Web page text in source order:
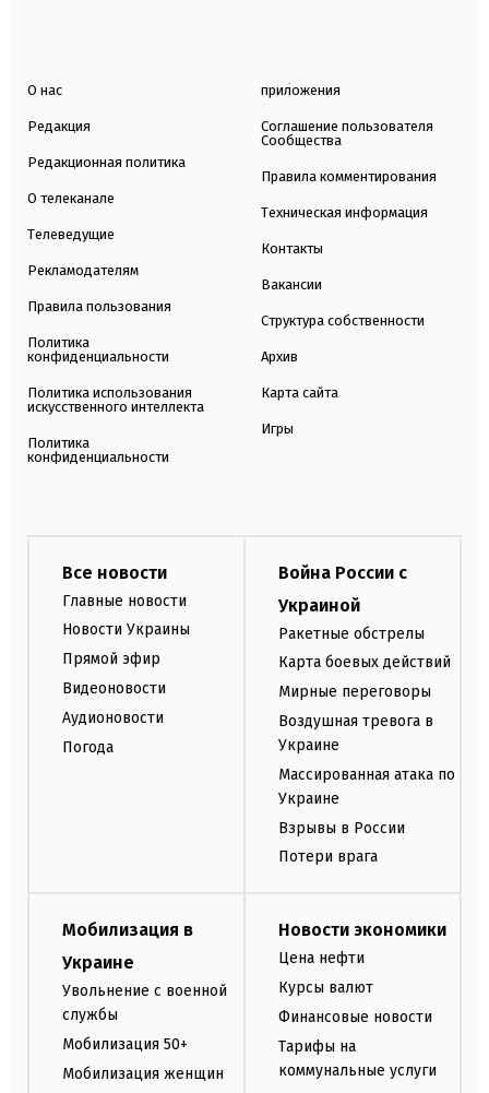
О нас
Редакция
Редакционная политика
О телеканале
Телеведущие
Рекламодателям
Правила пользования
Политика
конфиденциальности
Политика использования
искусственного интеллекта
Политика
конфиденциальности
приложения
Соглашение пользователя
Сообщества
Правила комментирования
Техническая информация
Контакты
Вакансии
Структура собственности
Архив
Карта сайта
Игры
Все новости
Главные новости
Новости Украины
Прямой эфир
Видеоновости
Аудионовости
Погода
Война России с
Украиной
Ракетные обстрелы
Карта боевых действий
Мирные переговоры
Воздушная тревога в
Украине
Массированная атака по
Украине
Взрывы в России
Потери врага
Мобилизация в
Украине
Увольнение с военной
службы
Мобилизация 50+
Мобилизация женщин
Новости экономики
Цена нефти
Курсы валют
Финансовые новости
Тарифы на
коммунальные услуги